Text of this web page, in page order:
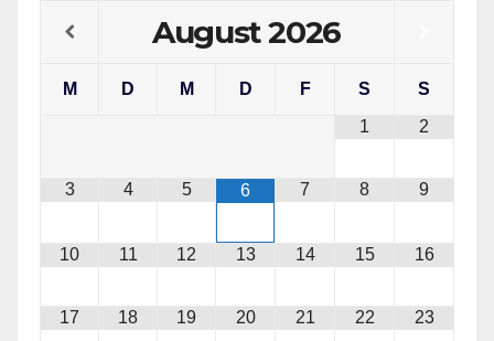
August2026
M D M D F S
S
1
2
3 4 5 6 7 8 9
10 11 12 13 14 15 16
17 18 19 20 21 22 23